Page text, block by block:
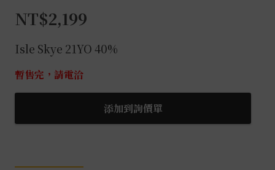
NT$2,199
Isle Skye 21YO 40%
暫售完，請電洽
添加到詢價單